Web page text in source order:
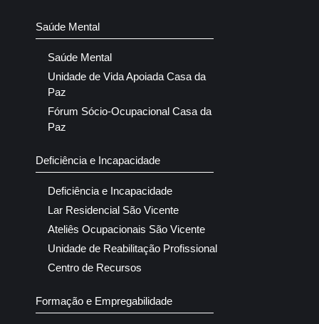
Saúde Mental
Saúde Mental
Unidade de Vida Apoiada Casa da
Paz
Fórum Sócio-Ocupacional Casa da
Paz
Deficiência e Incapacidade
Deficiência e Incapacidade
Lar Residencial São Vicente
Ateliês Ocupacionais São Vicente
Unidade de Reabilitação Profissional
Centro de Recursos
Formação e Empregabilidade